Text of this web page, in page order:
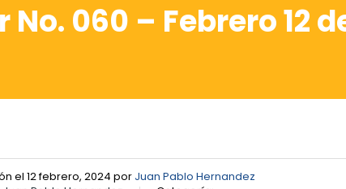
060 – Febrero 12
el 12 febrero, 2024 por Juan Pablo Hernandez